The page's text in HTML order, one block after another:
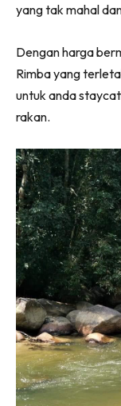
yang tak mahal
Dengan harga
Rimba yang
untuk anda
rakan.